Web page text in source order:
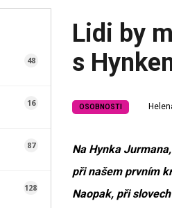
48
16
87
128
Lidi by
s
OSOBNOSTI
Na Hynka
při našem prvním
Naopak, při